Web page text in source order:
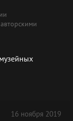
16 ноября 2019